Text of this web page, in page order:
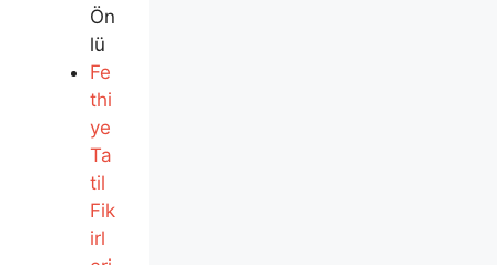
Ön
lü
Fe
thi
ye
Ta
til
Fik
irl